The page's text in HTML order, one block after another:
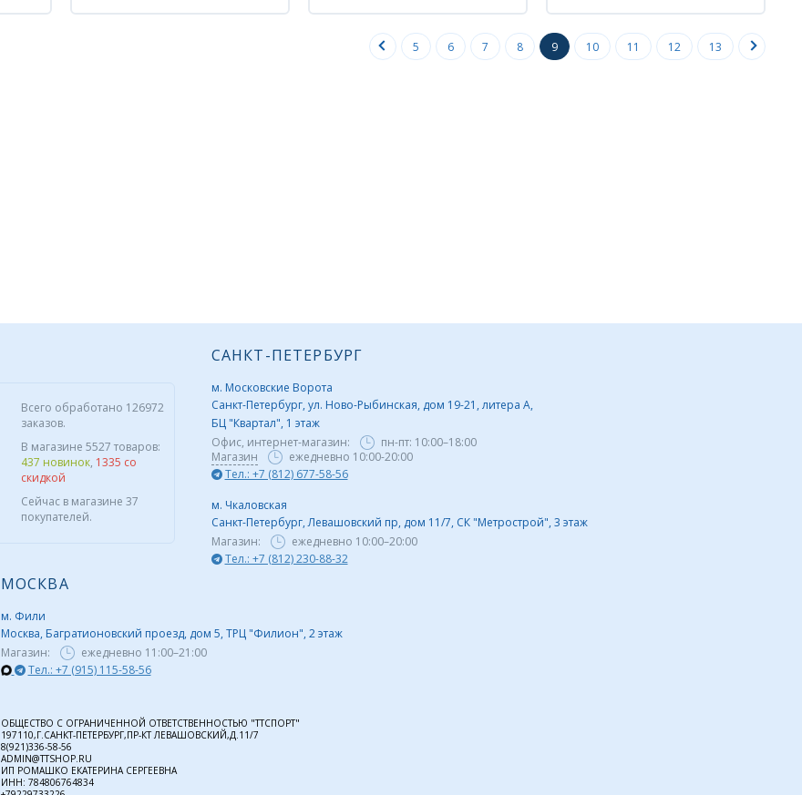
5 6 7 8 9 10 11 12 13
Всего обработано 126972
заказов.
В магазине 5527 товаров:
437 новинок, 1335 со
скидкой
Сейчас в магазине 37
покупателей.
САНКТ-ПЕТЕРБУРГ
м. Московские Ворота
Санкт-Петербург, ул. Ново-Рыбинская, дом 19-21, литера А,
БЦ "Квартал", 1 этаж
Офис, интернет-магазин:
пн-пт: 10:00–18:00
Магазин
ежедневно 10:00-20:00
Тел.: +7 (812) 677-58-56
м. Чкаловская
Санкт-Петербург, Левашовский пр, дом 11/7, СК "Метрострой", 3 этаж
Магазин:
ежедневно 10:00–20:00
Тел.: +7 (812) 230-88-32
МОСКВА
м. Фили
Москва, Багратионовский проезд, дом 5, ТРЦ "Филион", 2 этаж
Магазин:
ежедневно 11:00–21:00
Тел.: +7 (915) 115-58-56
ОБЩЕСТВО С ОГРАНИЧЕННОЙ ОТВЕТСТВЕННОСТЬЮ "ТТСПОРТ"
197110,Г.САНКТ-ПЕТЕРБУРГ,ПР-КТ ЛЕВАШОВСКИЙ,Д.11/7
8(921)336-58-56
ADMIN@TTSHOP.RU
ИП РОМАШКО ЕКАТЕРИНА СЕРГЕЕВНА
ИНН: 784806764834